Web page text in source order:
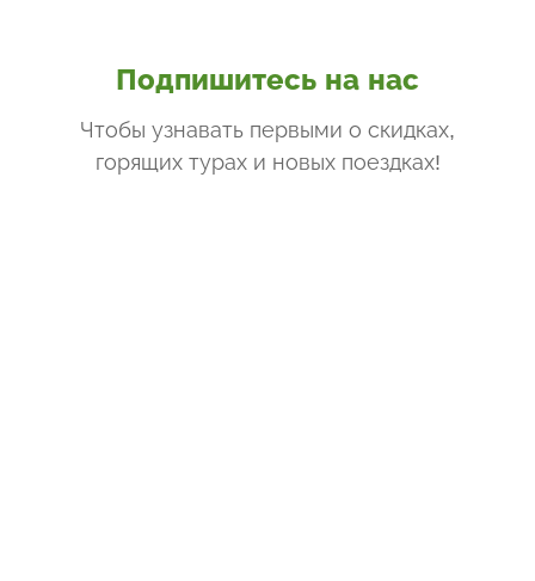
Подпишитесь на нас
Чтобы узнавать первыми о скидках,
горящих турах и новых поездках!